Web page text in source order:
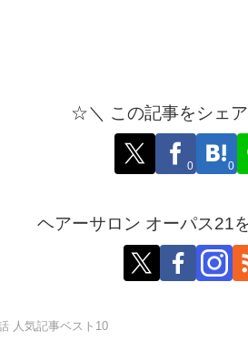
☆＼ この記事をシェ
0 0
ヘアーサロン オーパス21
人気記事ベスト10